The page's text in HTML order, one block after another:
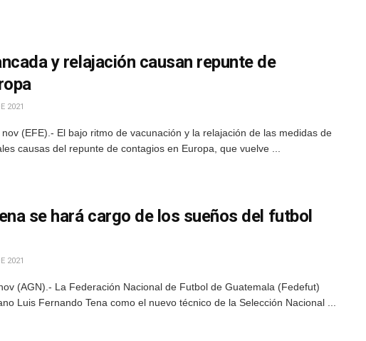
y relajación causan repunte de
2021
(EFE).- El bajo ritmo de vacunación y la relajación de las medidas de
causas del repunte de contagios en Europa, que vuelve ...
se hará cargo de los sueños del futbol
2021
(AGN).- La Federación Nacional de Futbol de Guatemala (Fedefut)
Luis Fernando Tena como el nuevo técnico de la Selección Nacional ...